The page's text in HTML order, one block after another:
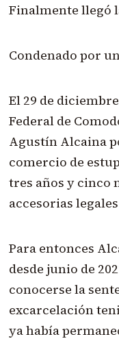
Finalmente llegó
Condenado por
El 29 de
Federal de
Agustín Alcaina
comercio de
tres años y cinco
accesorias
Para entonces
desde junio de
conocerse la
excarcelación
ya había